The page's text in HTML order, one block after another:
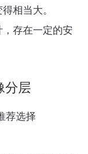
相当大。
存在一定的安
分层
荐选择